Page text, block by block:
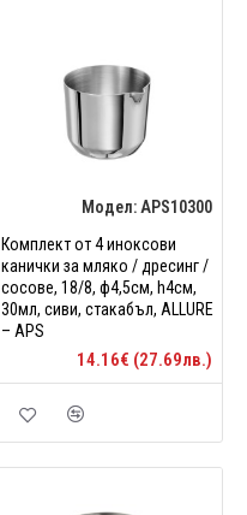
Модел: APS10300
Комплект от 4 иноксови
канички за мляко / дресинг /
сосове, 18/8, ф4,5см, h4см,
30мл, сиви, стакабъл, ALLURE
– APS
14.16€ (27.69лв.)